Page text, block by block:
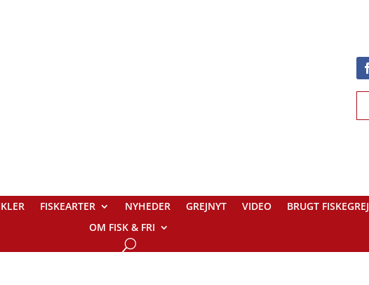
FISKEARTER NYHEDER GREJNYT VIDEO BRUGT FISKEGREJ
OM FISK & FRI